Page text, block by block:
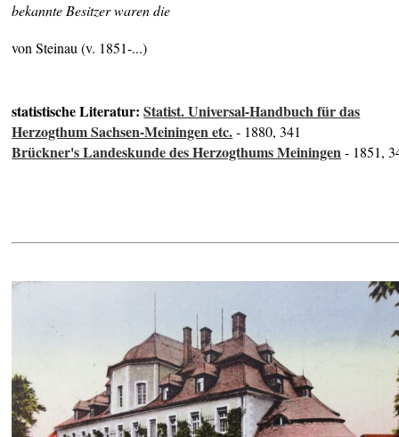
bekannte Besitzer waren die
von Steinau (v. 1851-...)
statistische Literatur:Statist. Universal-Handbuch für das
Herzogthum Sachsen-Meiningen etc.- 1880, 341
Brückner's Landeskunde des Herzogthums Meiningen- 1851,